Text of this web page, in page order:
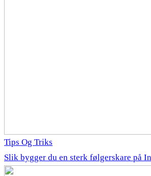
Tips Og Triks
Slik bygger du en sterk følgerskare på